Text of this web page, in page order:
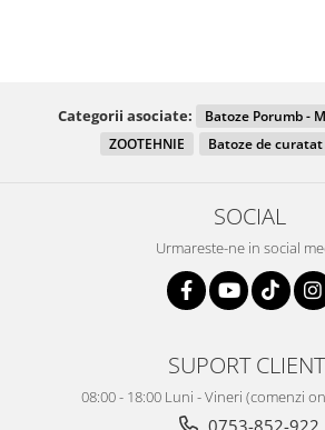
Categorii asociate:
Batoze Porumb -
ZOOTEHNIE
Batoze de
SOCIAL
Urmareste-ne in social
SUPORT
08:00 - 18:00 Luni - Vineri (comenzi